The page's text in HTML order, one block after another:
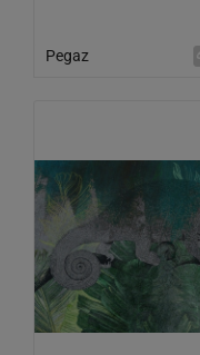
Pegaz